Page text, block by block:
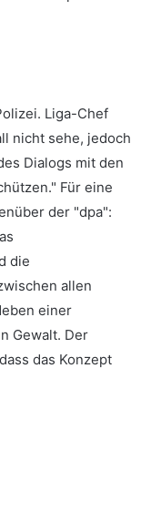
Liga-Chef
nicht sehe, jedoch
Dialogs mit den
Für eine
der "dpa":
die
allen
einer
Gewalt. Der
das Konzept